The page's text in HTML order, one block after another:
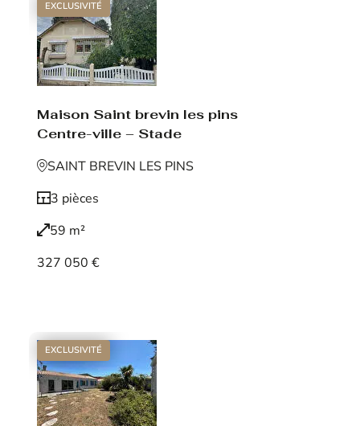
EXCLUSIVITÉ
Maison Saint brevin les pins
Centre-ville – Stade
SAINT BREVIN LES PINS
3 pièces
59 m²
327 050 €
EXCLUSIVITÉ